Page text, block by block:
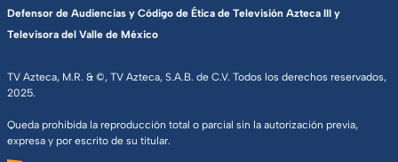
TV Azteca, M.R. & ©, TV Azteca, S.A.B. de C.V. Todos los derechos reservados,
2025.
Queda prohibida la reproducción total o parcial sin la autorización previa,
expresa y por escrito de su titular.
Defensor de Audiencias y Código de Ética de Televisión Azteca III y
Televisora del Valle de México